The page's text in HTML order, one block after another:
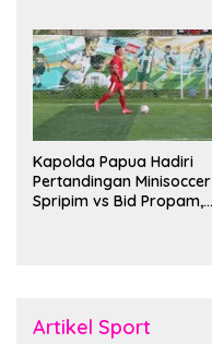
Kapolda Papua Hadiri
Pertandingan Minisoccer
Spripim vs Bid Propam,
Artikel Sport